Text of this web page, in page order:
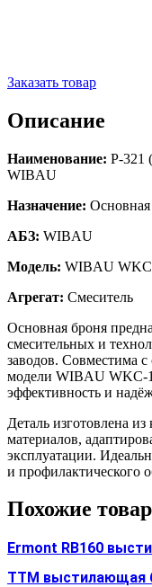
Заказать товар
Описание
Наименование: Р-321
WIBAU
Назначение:
АБЗ: WIBAU
Модель: WIBAU
Агрегат: Смеситель
Основная броня
смесительных и
заводов. Совместима
модели WIBAU WKC-
эффективность и
Деталь изготовлена
материалов,
эксплуатации.
и профилактического
Похожие
Ermont RB160
TTM выстилающая